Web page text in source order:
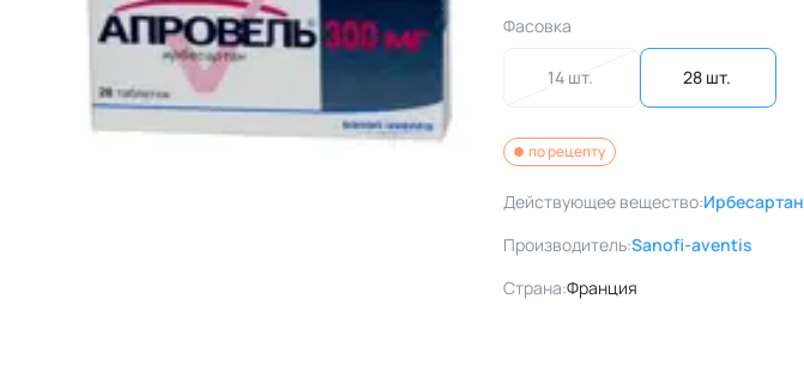
Фасовка
14 шт. 28 шт.
по рецепту
Действующее вещество:Ирбесартан
Производитель:Sanofi-aventis
Страна:Франция